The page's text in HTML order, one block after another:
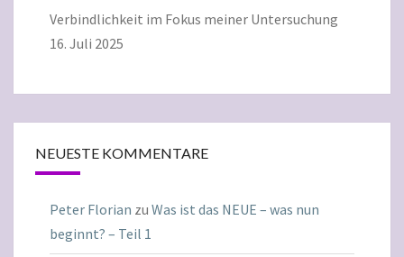
Verbindlichkeit im Fokus meiner Untersuchung
16. Juli 2025
NEUESTE KOMMENTARE
Peter Florian zu Was ist das NEUE – was nun
beginnt? – Teil 1